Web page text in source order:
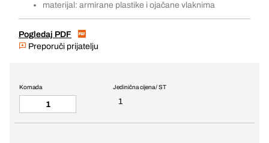
materijal: armirane plastike i ojačane vlaknima
Pogledaj PDF
Preporuči prijatelju
Jedinična cijena / ST
1
Komada